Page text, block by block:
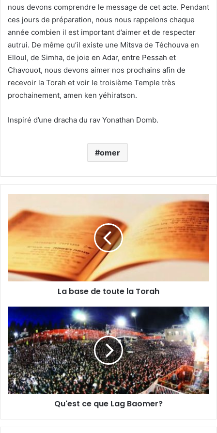
nous devons comprendre le message de cet acte. Pendant
ces jours de préparation, nous nous rappelons chaque
année combien il est important d’aimer et de respecter
autrui. De même qu’il existe une Mitsva de Téchouva en
Elloul, de Simha, de joie en Adar, entre Pessah et
Chavouot, nous devons aimer nos prochains afin de
recevoir la Torah et voir le troisième Temple très
prochainement, amen ken yéhiratson.
Inspiré d’une dracha du rav Yonathan Domb.
omer
La base de toute la Torah
Qu'est ce que Lag Baomer?